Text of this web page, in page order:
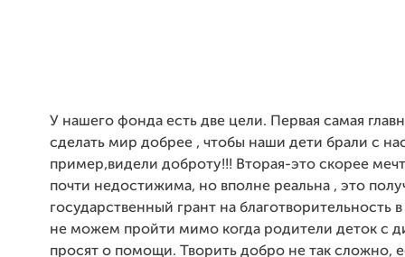
У нашего фонда есть две цели. Первая самая
сделать мир добрее , чтобы наши дети брали с
пример,видели доброту!!! Вторая-это скорее
почти недостижима, но вполне реальна , это
государственный грант на благотворительность
не можем пройти мимо когда родители деток с
просят о помощи. Творить добро не так сложно,